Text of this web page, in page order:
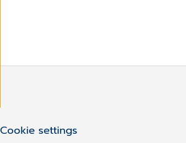
Cookie settings